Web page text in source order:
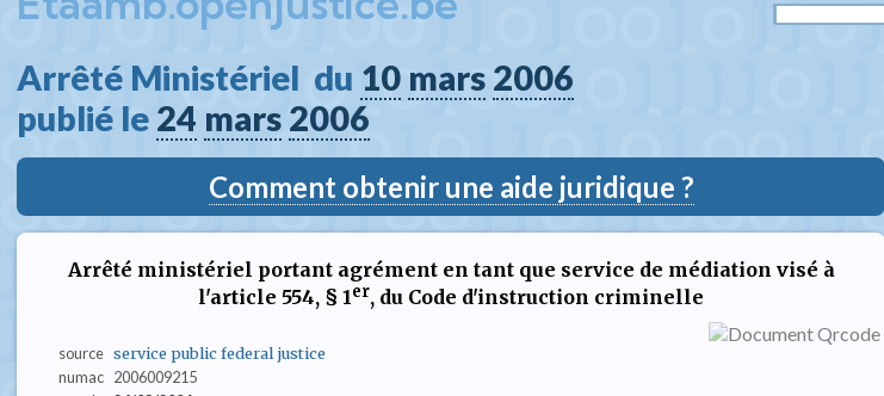
Arrêté Ministériel  du 10 mars 2006
publié le 24 mars 2006
Comment obtenir une aide juridique ?
Arrêté ministériel portant agrément en tant que service de médiation visé à
l'article 554, § 1er, du Code d'instruction criminelle
source service public federal justice
numac 2006009215